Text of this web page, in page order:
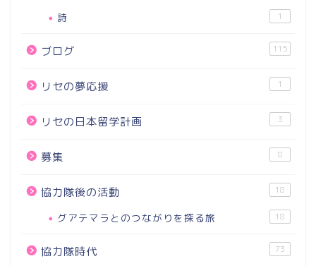
詩 1
ブログ 115
リセの夢応援 1
リセの日本留学計画 3
募集 8
協力隊後の活動 18
グアテマラとのつながりを探る旅 18
協力隊時代 73